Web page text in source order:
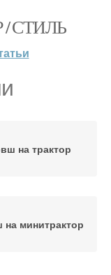
СТИЛЬ
на трактор
на минитрактор